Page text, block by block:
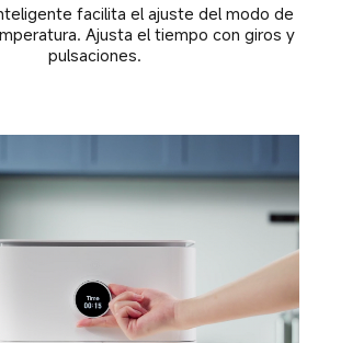
facilita el ajuste del modo de
Ajusta el tiempo con giros y
pulsaciones.